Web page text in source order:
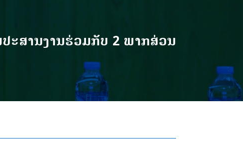
ະສານງານຮ່ວມກັບ 2 ພາກສ່ວນ